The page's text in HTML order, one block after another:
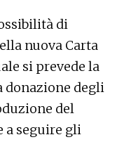
di
nuova Carta
si prevede la
degli
del
a seguire gli